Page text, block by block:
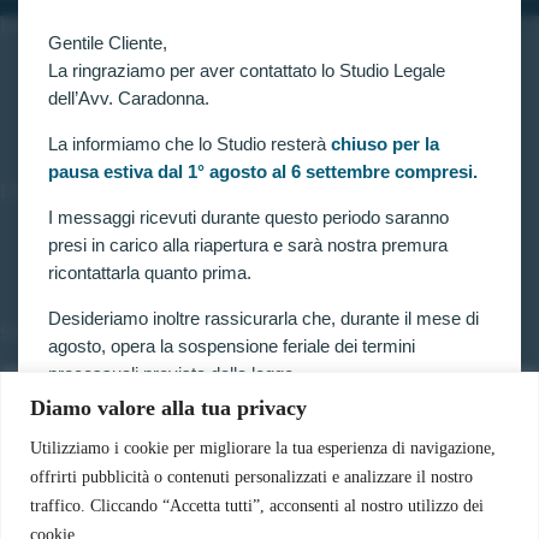
Diamo valore alla tua privacy
Utilizziamo i cookie per migliorare la tua esperienza di navigazione,
offrirti pubblicità o contenuti personalizzati e analizzare il nostro
traffico. Cliccando “Accetta tutti”, acconsenti al nostro utilizzo dei
cookie.
Gentile Cliente,
La ringraziamo per aver contattato lo Studio Legale
dell’Avv. Caradonna.
La informiamo che lo Studio resterà chiuso per la
pausa estiva dal 1° agosto al 6 settembre compresi.
I messaggi ricevuti durante questo periodo saranno
presi in carico alla riapertura e sarà nostra premura
ricontattarla quanto prima.
Desideriamo inoltre rassicurarla che, durante il mese di
agosto, opera la sospensione feriale dei termini
processuali prevista dalla legge.
Pertanto, nella generalità dei casi, i termini relativi a
ricorsi, impugnazioni e agli altri adempimenti
processuali, compresi quelli dinanzi al TAR, sono
sospesi.
Home
Chi siamo
Contatti
Prenota consulenza
Privacy e Cookie Policy
Forze armate e polizia
Concorsi pubblici
Pubblico impiego
Contratti con la pubblica amministrazione
Vittime del dovere ed equiparati